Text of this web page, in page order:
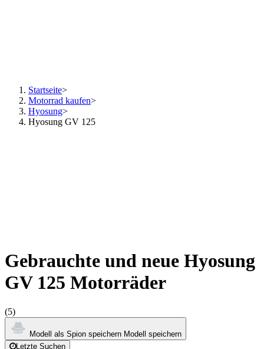
Startseite>
Motorrad kaufen>
Hyosung>
Hyosung GV 125
Gebrauchte und neue Hyosung
GV 125 Motorräder
(5)
Modell als Spion speichern Modell speichern
Letzte Suchen